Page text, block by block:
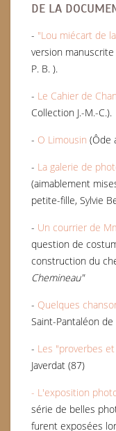
DE LA
- "Lou miécart de
version
P. B. ).
- Le Cahier de
Collection J.-M.-C.).
- O Limousin (Ôde
- La galerie de
(aimablement
petite-fille, Sylvie
- Un courrier de
question de
construction du
Chemineau"
- Quelques
Saint-Pantaléon
- Les "proverbes
Javerdat (87)
- L'exposition
série de belles
furent exposées